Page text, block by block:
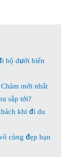
bộ dưới biển
mới nhất
sắp tới?
khi đi du
cùng đẹp bạn